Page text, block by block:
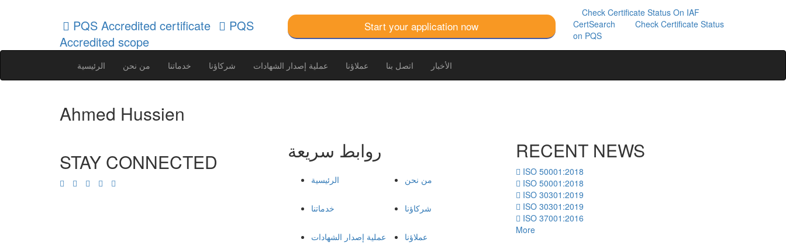
PQS Accredited certificate
PQS
Accredited scope
Start your application now
Check Certificate Status On IAF
CertSearch
Check Certificate Status
on PQS
الرئيسية من نحن خدماتنا شركاؤنا عملية إصدار الشهادات عملاؤنا اتصل بنا الأخبار
Ahmed Hussien
STAY CONNECTED
روابط سريعة
الرئيسية من نحن
خدماتنا شركاؤنا
عملية إصدار الشهادات عملاؤنا
RECENT NEWS
ISO 50001:2018
ISO 50001:2018
ISO 30301:2019
ISO 30301:2019
ISO 37001:2016
More